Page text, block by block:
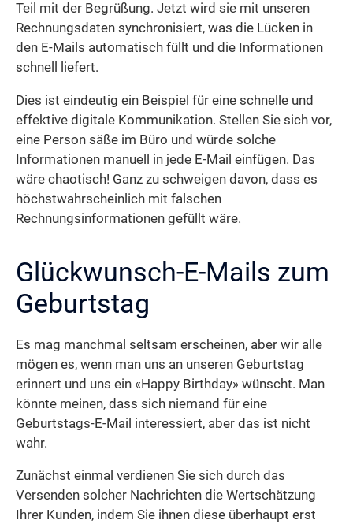
Teil mit der Begrüßung. Jetzt wird sie mit unseren
Rechnungsdaten synchronisiert, was die Lücken in
den E-Mails automatisch füllt und die Informationen
schnell liefert.
Dies ist eindeutig ein Beispiel für eine schnelle und
effektive digitale Kommunikation. Stellen Sie sich vor,
eine Person säße im Büro und würde solche
Informationen manuell in jede E-Mail einfügen. Das
wäre chaotisch! Ganz zu schweigen davon, dass es
höchstwahrscheinlich mit falschen
Rechnungsinformationen gefüllt wäre.
Glückwunsch-E-Mails zum
Geburtstag
Es mag manchmal seltsam erscheinen, aber wir alle
mögen es, wenn man uns an unseren Geburtstag
erinnert und uns ein «Happy Birthday» wünscht. Man
könnte meinen, dass sich niemand für eine
Geburtstags-E-Mail interessiert, aber das ist nicht
wahr.
Zunächst einmal verdienen Sie sich durch das
Versenden solcher Nachrichten die Wertschätzung
Ihrer Kunden, indem Sie ihnen diese überhaupt erst